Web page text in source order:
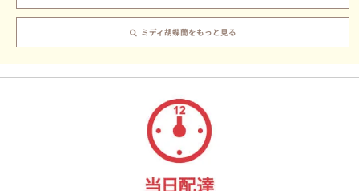
ミディ胡蝶蘭をもっと見る